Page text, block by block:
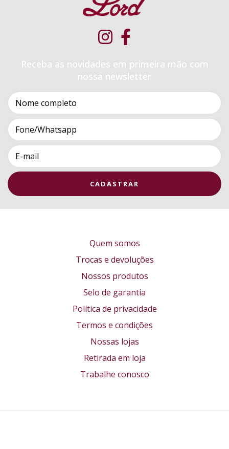
Receba as novidades em primeira mão com
nossa newsletter
Quem somos
Trocas e devoluções
Nossos produtos
Selo de garantia
Política de privacidade
Termos e condições
Nossas lojas
Retirada em loja
Trabalhe conosco